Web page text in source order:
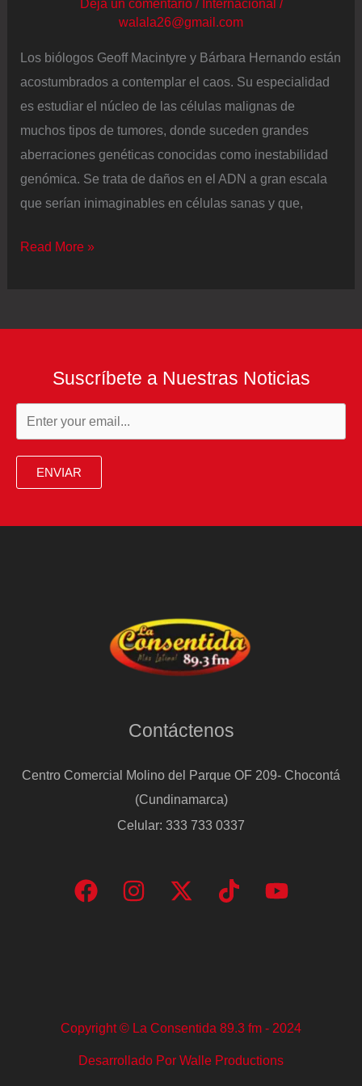
Deja un comentario / Internacional /
walala26@gmail.com
Los biólogos Geoff Macintyre y Bárbara Hernando están
acostumbrados a contemplar el caos. Su especialidad
es estudiar el núcleo de las células malignas de
muchos tipos de tumores, donde suceden grandes
aberraciones genéticas conocidas como inestabilidad
genómica. Se trata de daños en el ADN a gran escala
que serían inimaginables en células sanas y que,
Descubierto
no
responderán
la
Read More »
Suscríbete a Nuestras Noticias
ENVIAR
Contáctenos
Centro Comercial Molino del Parque OF 209- Chocontá
(Cundinamarca)
Celular: 333 733 0337
Copyright © La Consentida 89.3 fm - 2024
Desarrollado Por Walle Productions